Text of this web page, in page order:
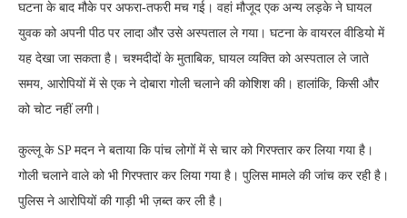
घटना के बाद मौके पर अफरा-तफरी मच गई। वहां मौजूद एक अन्य लड़के ने घायल
युवक को अपनी पीठ पर लादा और उसे अस्पताल ले गया। घटना के वायरल वीडियो में
यह देखा जा सकता है। चश्मदीदों के मुताबिक, घायल व्यक्ति को अस्पताल ले जाते
समय, आरोपियों में से एक ने दोबारा गोली चलाने की कोशिश की। हालांकि, किसी और
को चोट नहीं लगी।
कुल्लू के SP मदन ने बताया कि पांच लोगों में से चार को गिरफ्तार कर लिया गया है।
गोली चलाने वाले को भी गिरफ्तार कर लिया गया है। पुलिस मामले की जांच कर रही है।
पुलिस ने आरोपियों की गाड़ी भी ज़ब्त कर ली है।